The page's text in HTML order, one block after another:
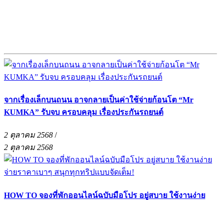
จากเรื่องเล็กบนถนน อาจกลายเป็นค่าใช้จ่ายก้อนโต “Mr
KUMKA” รับจบ ครอบคลุม เรื่องประกันรถยนต์
2 ตุลาคม 2568 /
2 ตุลาคม 2568
HOW TO จองที่พักออนไลน์ฉบับมือโปร อยู่สบาย ใช้งานง่าย